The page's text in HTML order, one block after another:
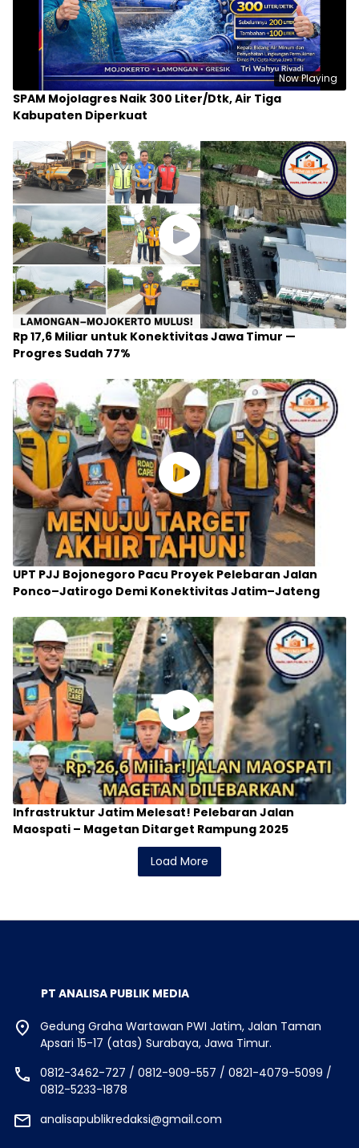
Now Playing
SPAM Mojolagres Naik 300 Liter/Dtk, Air Tiga
Kabupaten Diperkuat
Rp 17,6 Miliar untuk Konektivitas Jawa Timur —
Progres Sudah 77%
UPT PJJ Bojonegoro Pacu Proyek Pelebaran Jalan
Ponco–Jatirogo Demi Konektivitas Jatim–Jateng
Infrastruktur Jatim Melesat! Pelebaran Jalan
Maospati – Magetan Ditarget Rampung 2025
Load More
PT ANALISA PUBLIK MEDIA
Gedung Graha Wartawan PWI Jatim, Jalan Taman
Apsari 15-17 (atas) Surabaya, Jawa Timur.
0812-3462-727 / 0812-909-557 / 0821-4079-5099 /
0812-5233-1878
analisapublikredaksi@gmail.com